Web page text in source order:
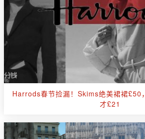
Harrods春节捡漏！Skims绝美裙裙£50
才£21